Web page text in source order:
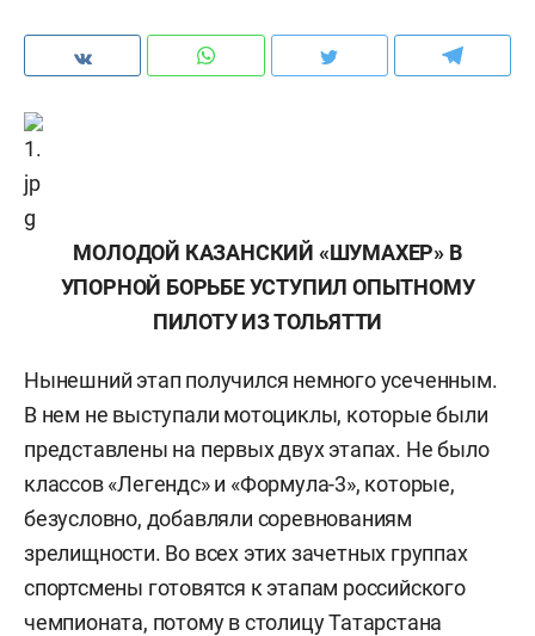
МОЛОДОЙ КАЗАНСКИЙ «ШУМАХЕР» В
УПОРНОЙ БОРЬБЕ УСТУПИЛ ОПЫТНОМУ
ПИЛОТУ ИЗ ТОЛЬЯТТИ
Нынешний этап получился немного усеченным.
В нем не выступали мотоциклы, которые были
представлены на первых двух этапах. Не было
классов «Легендс» и «Формула-3», которые,
безусловно, добавляли соревнованиям
зрелищности. Во всех этих зачетных группах
спортсмены готовятся к этапам российского
чемпионата, потому в столицу Татарстана